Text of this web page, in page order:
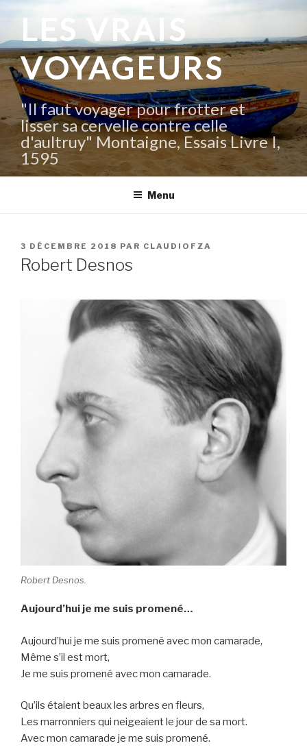
contenu
principal
LES VRAIS
VOYAGEURS
"Il faut voyager pour frotter et
lisser sa cervelle contre celle
d'aultruy" Montaigne, Essais Livre I,
1595
Menu
PUBLIÉ
LE
3 DÉCEMBRE 2018 PAR CLAUDIOFZA
Robert Desnos
Robert Desnos.
Aujourd’hui je me suis promené…
Aujourd’hui je me suis promené avec mon camarade,
Même s’il est mort,
Je me suis promené avec mon camarade.
Qu’ils étaient beaux les arbres en fleurs,
Les marronniers qui neigeaient le jour de sa mort.
Avec mon camarade je me suis promené.